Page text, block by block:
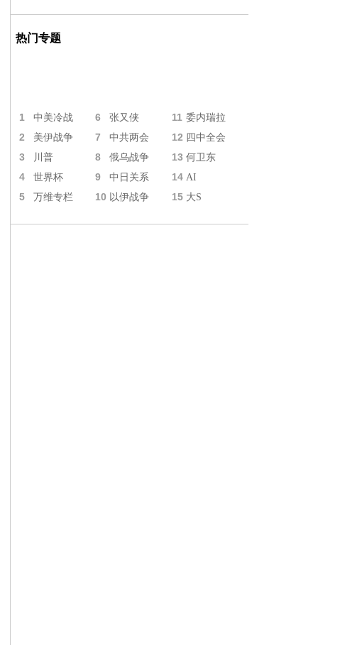
热门专题
1 中美冷战 6 张又侠 11 委内瑞拉
2 美伊战争 7 中共两会 12 四中全会
3 川普 8 俄乌战争 13 何卫东
4 世界杯 9 中日关系 14 AI
5 万维专栏 10 以伊战争 15 大S